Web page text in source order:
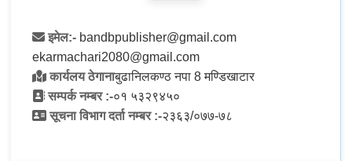
इमेल:- bandbpublisher@gmail.com
ekarmachari2080@gmail.com
कार्यलय ठेगानाबुढानिलकण्ठ नपा 8 मण्डिखाटार
सम्पर्क नम्बर :-०१ ५३२९४५०
सूचना विभाग दर्ता नम्बर :-२३६३/०७७-७८